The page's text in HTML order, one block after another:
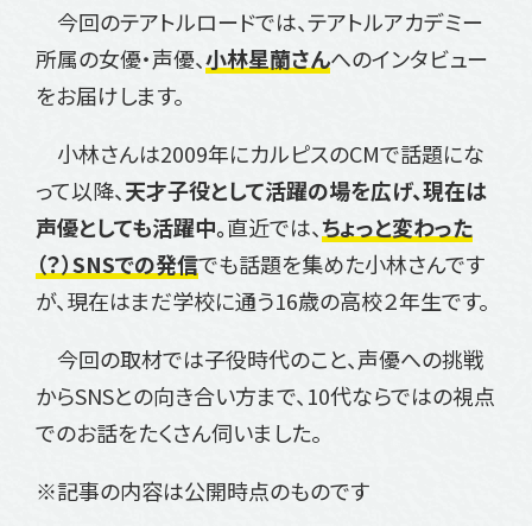
今回のテアトルロードでは、テアトルアカデミー
所属の女優・声優、小林星蘭さんへのインタビュー
をお届けします。
小林さんは2009年にカルピスのCMで話題にな
って以降、天才子役として活躍の場を広げ、現在は
声優としても活躍中。直近では、ちょっと変わった
（？）SNSでの発信でも話題を集めた小林さんです
が、現在はまだ学校に通う16歳の高校２年生です。
今回の取材では子役時代のこと、声優への挑戦
からSNSとの向き合い方まで、10代ならではの視点
でのお話をたくさん伺いました。
※記事の内容は公開時点のものです